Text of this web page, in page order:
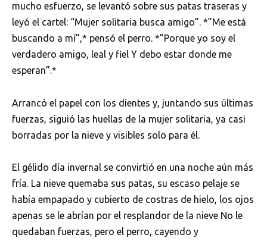
mucho esfuerzo, se levantó sobre sus patas traseras y
leyó el cartel: “Mujer solitaria busca amigo”. *”Me está
buscando a mí”,* pensó el perro. *”Porque yo soy el
verdadero amigo, leal y fiel Y debo estar donde me
esperan”.*
Arrancó el papel con los dientes y, juntando sus últimas
fuerzas, siguió las huellas de la mujer solitaria, ya casi
borradas por la nieve y visibles solo para él.
El gélido día invernal se convirtió en una noche aún más
fría. La nieve quemaba sus patas, su escaso pelaje se
había empapado y cubierto de costras de hielo, los ojos
apenas se le abrían por el resplandor de la nieve No le
quedaban fuerzas, pero el perro, cayendo y